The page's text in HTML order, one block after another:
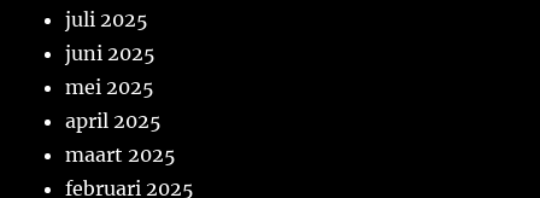
juli 2025
juni 2025
mei 2025
april 2025
maart 2025
februari 2025